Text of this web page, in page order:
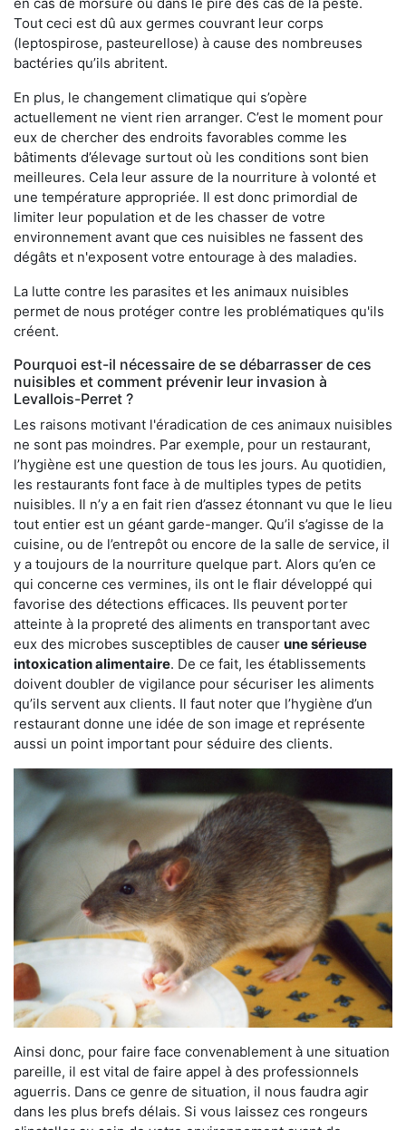
Tout ceci est dû aux germes couvrant leur corps
(leptospirose, pasteurellose) à cause des nombreuses
bactéries qu’ils abritent.
En plus, le changement climatique qui s’opère
actuellement ne vient rien arranger. C’est le moment pour
eux de chercher des endroits favorables comme les
bâtiments d’élevage surtout où les conditions sont bien
meilleures. Cela leur assure de la nourriture à volonté et
une température appropriée. Il est donc primordial de
limiter leur population et de les chasser de votre
environnement avant que ces nuisibles ne fassent des
dégâts et n'exposent votre entourage à des maladies.
La lutte contre les parasites et les animaux nuisibles
permet de nous protéger contre les problématiques qu'ils
créent.
Pourquoi est-il nécessaire de se débarrasser de ces
nuisibles et comment prévenir leur invasion à
Levallois-Perret ?
Les raisons motivant l'éradication de ces animaux nuisibles
ne sont pas moindres. Par exemple, pour un restaurant,
l’hygiène est une question de tous les jours. Au quotidien,
les restaurants font face à de multiples types de petits
nuisibles. Il n’y a en fait rien d’assez étonnant vu que le lieu
tout entier est un géant garde-manger. Qu’il s’agisse de la
cuisine, ou de l’entrepôt ou encore de la salle de service, il
y a toujours de la nourriture quelque part. Alors qu’en ce
qui concerne ces vermines, ils ont le flair développé qui
favorise des détections efficaces. Ils peuvent porter
atteinte à la propreté des aliments en transportant avec
eux des microbes susceptibles de causer une sérieuse
intoxication alimentaire. De ce fait, les établissements
doivent doubler de vigilance pour sécuriser les aliments
qu’ils servent aux clients. Il faut noter que l’hygiène d’un
restaurant donne une idée de son image et représente
aussi un point important pour séduire des clients.
Ainsi donc, pour faire face convenablement à une situation
pareille, il est vital de faire appel à des professionnels
aguerris. Dans ce genre de situation, il nous faudra agir
dans les plus brefs délais. Si vous laissez ces rongeurs